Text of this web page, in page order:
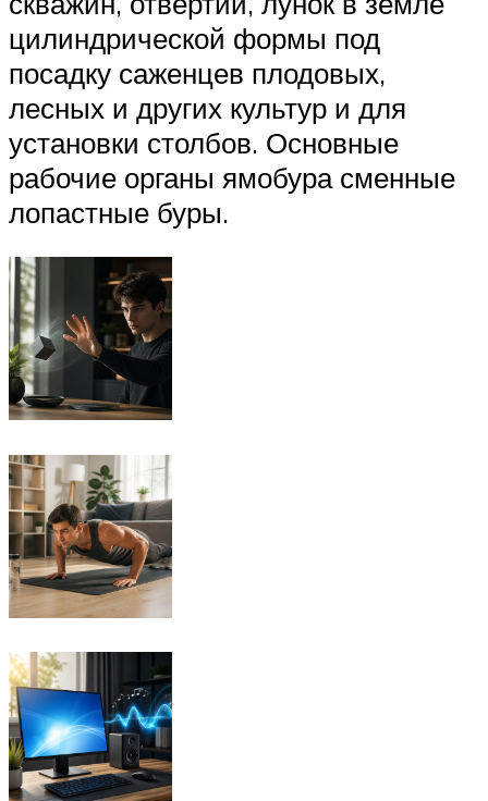
цилиндрической формы под
посадку саженцев плодовых,
лесных и других культур и для
установки столбов. Основные
рабочие органы ямобура сменные
лопастные буры.